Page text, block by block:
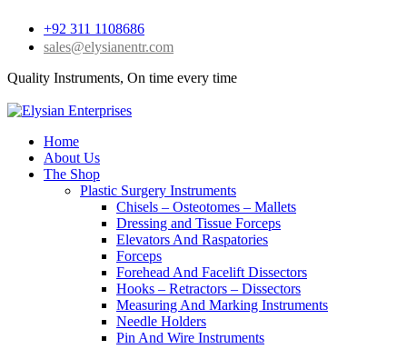
+92 311 1108686
sales@elysianentr.com
Quality Instruments, On time every time
Home
About Us
The Shop
Plastic Surgery Instruments
Chisels – Osteotomes – Mallets
Dressing and Tissue Forceps
Elevators And Raspatories
Forceps
Forehead And Facelift Dissectors
Hooks – Retractors – Dissectors
Measuring And Marking Instruments
Needle Holders
Pin And Wire Instruments